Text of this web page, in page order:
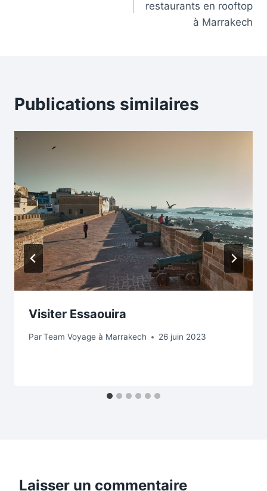
restaurants en rooftop
à Marrakech
Publications similaires
Visiter Essaouira
ParTeam Voyage à Marrakech 26 juin 2023
Laisser un commentaire